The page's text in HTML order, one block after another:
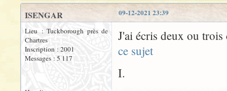
09-12-2021 23:39
ISENGAR
Lieu : Tuckborough près de
Chartres
Inscription : 2001
Messages : 5 117
J'ai écris deux ou trois
ce sujet
I.